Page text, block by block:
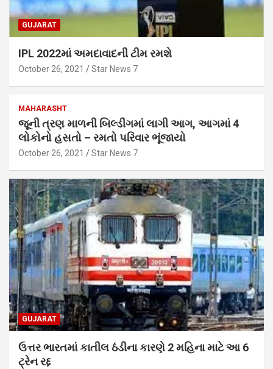
GUJARAT
IPL 2022માં અમદાવાદની ટીમ રમશે
October 26, 2021 Star News 7
MAHARASHT
જૂની ત્રણ માળની બિલ્ડીંગમાં લાગી આગ, આગમાં 4
લોકોનો હસતો – રમતો પરિવાર ભૂંજાયો
October 26, 2021 Star News 7
GUJARAT
ઉત્તર ભારતમાં કાતીલ ઠંડીના કારણે 2 મહિના માટે આ 6
ટ્રેન રદ્દ